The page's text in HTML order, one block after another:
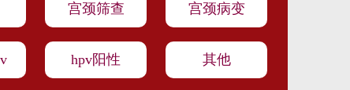
宫颈筛查 宫颈病变
hpv阳性 其他